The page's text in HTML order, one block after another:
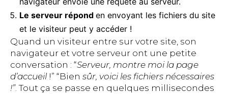
Le serveur répond en envoyant les fichiers du site
et le visiteur peut y accéder !
Quand un visiteur entre sur votre site, son
navigateur et votre serveur ont une petite
conversation : “Serveur, montre moi la page
d’accueil!” “Bien sûr, voici les fichiers nécessaires
!”. Tout ça se passe en quelques millisecondes